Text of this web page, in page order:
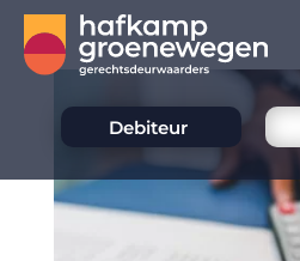
Debiteur